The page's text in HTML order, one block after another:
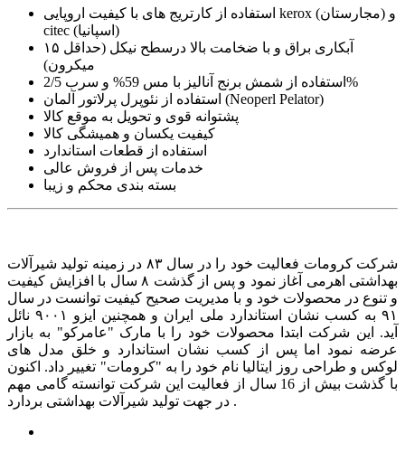
استفاده از کارتریج های با کیفیت اروپایی kerox (مجارستان) و
citec (اسپانیا)
آبکاری براق و با ضخامت بالا درسطح نیکل (حداقل ۱۵
میکرون)
استفاده از شمش برنج آنالیز با مس 59% و سرب 2/5%
استفاده از نئوپرل پرلاتور آلمان (Neoperl Pelator)
پشتوانه قوی و تحویل به موقع کالا
کیفیت یکسان و همیشگی کالا
استفاده از قطعات استاندارد
خدمات پس از فروش عالی
بسته بندی محکم و زیبا
شرکت کرومات فعالیت خود را در سال ۸۳ در زمینه تولید شیرآلات
بهداشتی اهرمی آغاز نمود و پس از گذشت ۸ سال با افزایش کیفیت
و تنوع در محصولات خود و با مدیریت صحیح کیفیت توانست در سال
۹۱ به کسب نشان استاندارد ملی ایران و همچنین ایزو ۹۰۰۱ نائل
آید. این شرکت ابتدا محصولات خود را با مارک "عامرکو" به بازار
عرضه نمود اما پس از کسب نشان استاندارد و خلق مدل های
لوکس و طراحی روز ایتالیا نام خود را به "کرومات" تغییر داد. اکنون
با گذشت بیش از 16 سال از فعالیت این شرکت توانسته گامی مهم
در جهت تولید شیرآلات بهداشتی بردارد .